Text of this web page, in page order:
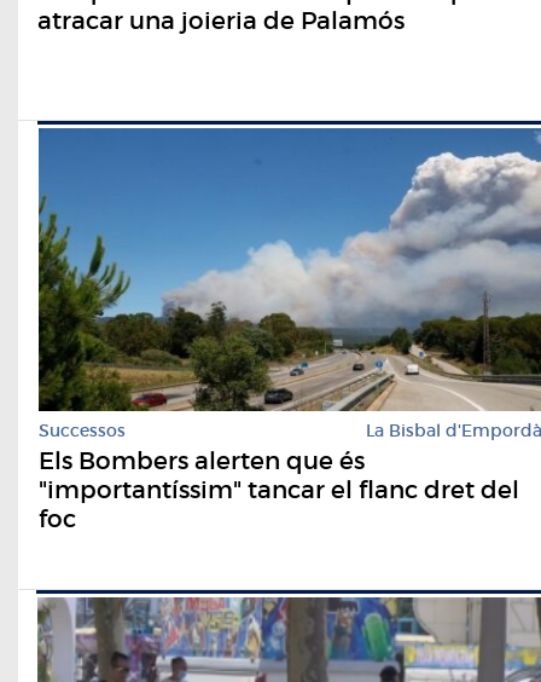
atracar una joieria de Palamós
Successos La Bisbal d'Empordà
Els Bombers alerten que és
"importantíssim" tancar el flanc dret del
foc